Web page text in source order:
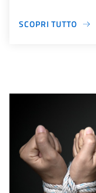
SCOPRI TUTTO